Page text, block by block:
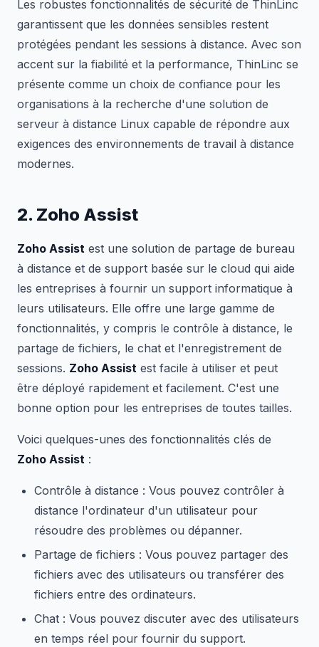
Les robustes fonctionnalités de sécurité de ThinLinc
garantissent que les données sensibles restent
protégées pendant les sessions à distance. Avec son
accent sur la fiabilité et la performance, ThinLinc se
présente comme un choix de confiance pour les
organisations à la recherche d'une solution de
serveur à distance Linux capable de répondre aux
exigences des environnements de travail à distance
modernes.
2. Zoho Assist
Zoho Assist est une solution de partage de bureau
à distance et de support basée sur le cloud qui aide
les entreprises à fournir un support informatique à
leurs utilisateurs. Elle offre une large gamme de
fonctionnalités, y compris le contrôle à distance, le
partage de fichiers, le chat et l'enregistrement de
sessions. Zoho Assist est facile à utiliser et peut
être déployé rapidement et facilement. C'est une
bonne option pour les entreprises de toutes tailles.
Voici quelques-unes des fonctionnalités clés de
Zoho Assist :
Contrôle à distance : Vous pouvez contrôler à
distance l'ordinateur d'un utilisateur pour
résoudre des problèmes ou dépanner.
Partage de fichiers : Vous pouvez partager des
fichiers avec des utilisateurs ou transférer des
fichiers entre des ordinateurs.
Chat : Vous pouvez discuter avec des utilisateurs
en temps réel pour fournir du support.